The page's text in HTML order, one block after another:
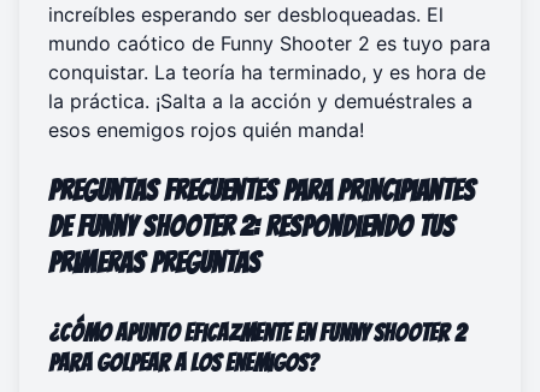
increíbles esperando ser desbloqueadas. El
mundo caótico de Funny Shooter 2 es tuyo para
conquistar. La teoría ha terminado, y es hora de
la práctica. ¡Salta a la acción y demuéstrales a
esos enemigos rojos quién manda!
Preguntas frecuentes para principiantes
de Funny Shooter 2: Respondiendo tus
primeras preguntas
¿Cómo apunto eficazmente en Funny Shooter 2
para golpear a los enemigos?